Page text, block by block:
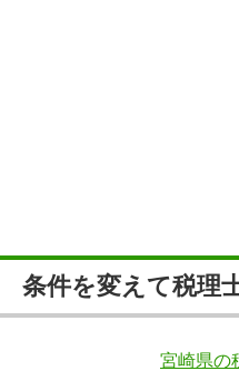
条件を変えて税理
宮崎県の